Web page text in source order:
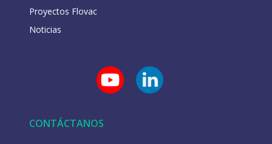
Proyectos Flovac
Noticias
CONTÁCTANOS